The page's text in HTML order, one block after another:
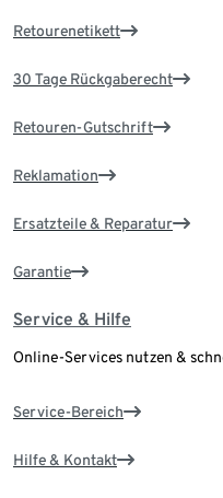
Retourenetikett
30 Tage Rückgaberecht
Retouren-Gutschrift
Reklamation
Ersatzteile & Reparatur
Garantie
Service & Hilfe
Online-Services nutzen &
Service-Bereich
Hilfe & Kontakt